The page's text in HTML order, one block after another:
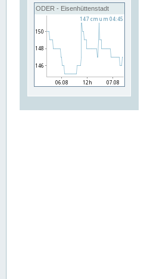
ODER - Eisenhüttenstadt